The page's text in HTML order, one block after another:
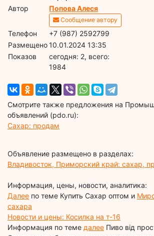
Автор
Попова Алеся
Сообщение автору
Телефон
+7 (987) 2592799
Размещено10.01.2024 13:35
Показов
cегодня: 2, всего:
1984
Смотрите также предложения на
объявлений (pdo.ru):
Сахар: продам
Объявление размещено в разделах:
Владивосток, Приморский край: сахар,
Информация, цены, новости, аналитика:
Далее по теме Купить Сахар оптом и
сахара
Новости и цены: Косилка на т-16
Информация по теме далее Пиво від